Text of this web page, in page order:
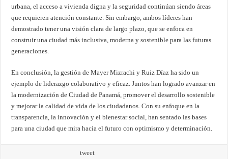
urbana, el acceso a vivienda digna y la seguridad continúan siendo áreas
que requieren atención constante. Sin embargo, ambos líderes han
demostrado tener una visión clara de largo plazo, que se enfoca en
construir una ciudad más inclusiva, moderna y sostenible para las futuras
generaciones.
En conclusión, la gestión de Mayer Mizrachi y Ruiz Díaz ha sido un
ejemplo de liderazgo colaborativo y eficaz. Juntos han logrado avanzar en
la modernización de Ciudad de Panamá, promover el desarrollo sostenible
y mejorar la calidad de vida de los ciudadanos. Con su enfoque en la
transparencia, la innovación y el bienestar social, han sentado las bases
para una ciudad que mira hacia el futuro con optimismo y determinación.
tweet